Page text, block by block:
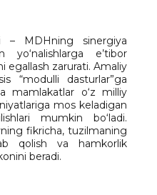
– MDHning sinergiya
yo‘nalishlarga e’tibor
egallash zarurati. Amaliy
“modulli dasturlar”ga
mamlakatlar o‘z milliy
mos keladigan
mumkin bo‘ladi.
fikricha, tuzilmaning
qolish va hamkorlik
beradi.